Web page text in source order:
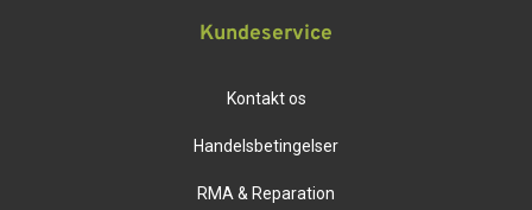
Kundeservice
Kontakt os
Handelsbetingelser
RMA & Reparation